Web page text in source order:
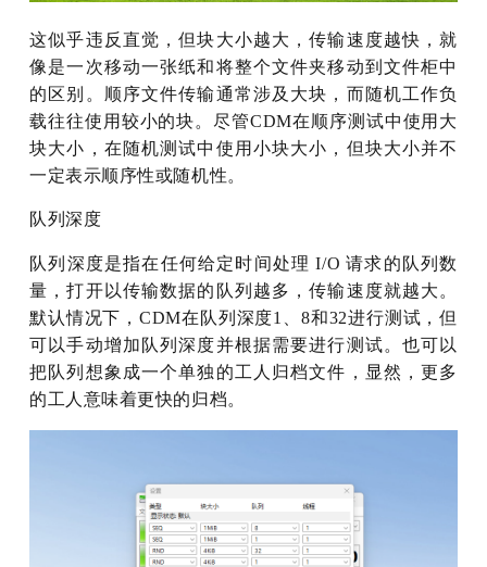
这似乎违反直觉，但块大小越大，传输速度越快，就
像是一次移动一张纸和将整个文件夹移动到文件柜中
的区别。顺序文件传输通常涉及大块，而随机工作负
载往往使用较小的块。尽管CDM在顺序测试中使用大
块大小，在随机测试中使用小块大小，但块大小并不
一定表示顺序性或随机性。
队列深度
队列深度是指在任何给定时间处理 I/O 请求的队列数
量，打开以传输数据的队列越多，传输速度就越大。
默认情况下，CDM在队列深度1、8和32进行测试，但
可以手动增加队列深度并根据需要进行测试。也可以
把队列想象成一个单独的工人归档文件，显然，更多
的工人意味着更快的归档。